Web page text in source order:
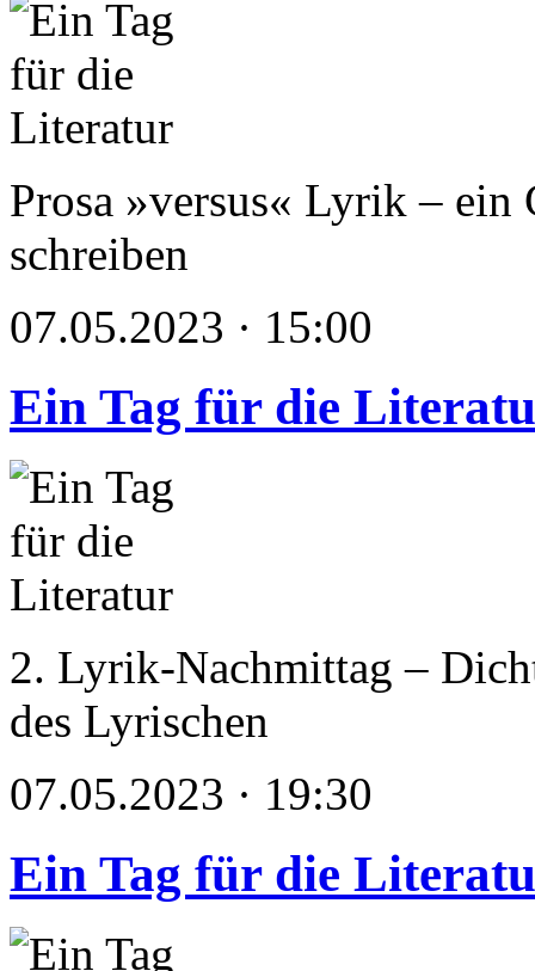
Prosa »versus« Lyrik – ein
schreiben
07.05.2023 · 15:00
Ein Tag für die
2. Lyrik-Nachmittag –
des Lyrischen
07.05.2023 · 19:30
Ein Tag für die